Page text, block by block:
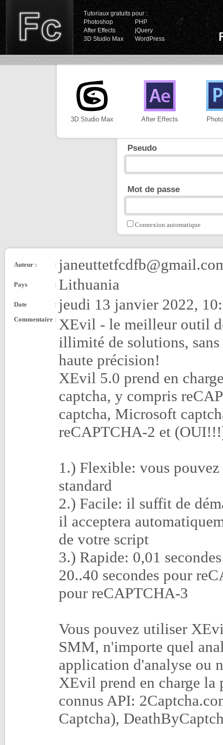
Tutoriaux gratuits pour :
Photoshop
PHP
After Effects
jQuery
3D Studio Max
WordPress
3D Studio Max After Effects
Pseudo
Mot de passe
Connexion automatique
Auteur : :
Pays : Lithuania
Date : jeudi 13 janvier 2022,
Commentaire : XEvil - le meilleur outil
illimité de solutions,
haute précision!
XEvil 5.0 prend en
captcha, y compris
captcha, Microsoft
reCAPTCHA-2 et
1.) Flexible: vous
standard
2.) Facile: il suffit de
il acceptera
de votre script
3.) Rapide: 0,01
20..40 secondes pour
pour reCAPTCHA-3
Vous pouvez utiliser
SMM, n'importe quel
application d'analyse ou
XEvil prend en charge la
connus API:
Captcha),